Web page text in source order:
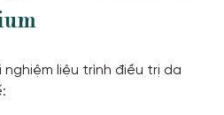
liệu trình điều trị da